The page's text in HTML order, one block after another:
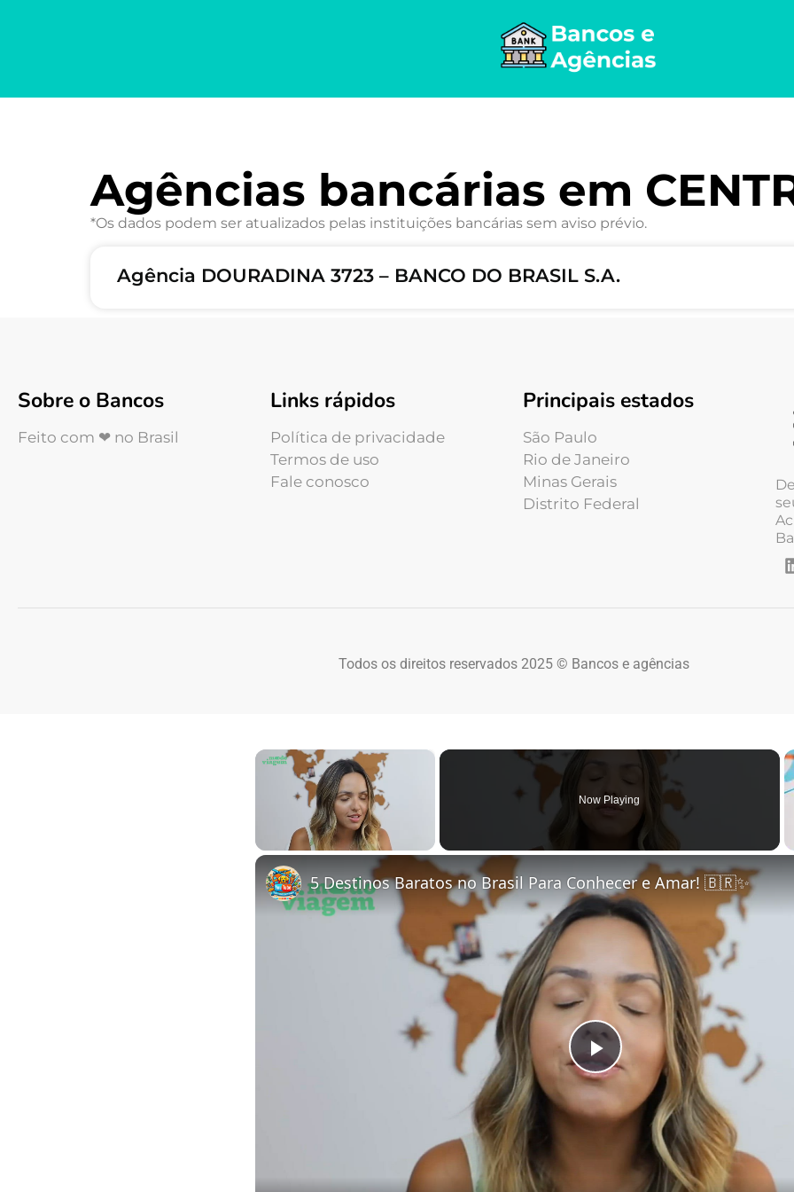
Agências bancárias em
*Os dados podem ser atualizados pelas instituições bancárias sem aviso prévio.
Agência DOURADINA 3723 – BANCO DO BRASIL S.A.
Sobre o Bancos
Feito com ❤ no Brasil
Links rápidos
Política de privacidade
Termos de uso
Fale conosco
Principais estados
São Paulo
Rio de Janeiro
Minas Gerais
Distrito Federal
Todos os direitos reservados 2025 © Bancos e agências
×
Now Playing
Play Video
5 Destinos Baratos no Brasil Para Conhecer e Amar! 🇧🇷✨